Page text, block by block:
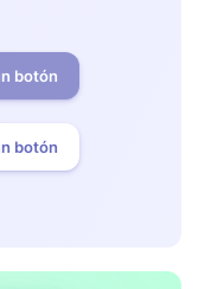
botón
botón